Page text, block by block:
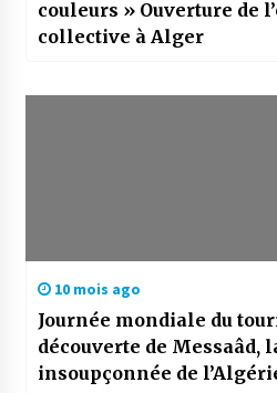
couleurs » Ouverture de l’exposition
collective à Alger
10 mois ago
Journée mondiale du
découverte de Messaâd,
insoupçonnée de